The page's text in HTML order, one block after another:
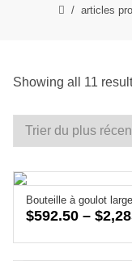
articles
Showing all 11
Bouteille à goulot
$592.50 – $